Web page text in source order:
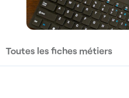
Toutes les fiches métiers